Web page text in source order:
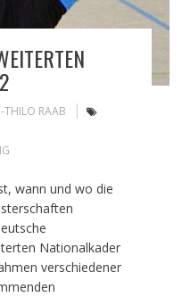
THILO RAAB
wann und wo die
Nationalkader
verschiedener